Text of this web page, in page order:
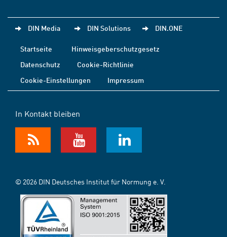
DIN Media DIN Solutions DIN.ONE
Startseite
Hinweisgeberschutzgesetz
Datenschutz
Cookie-Richtlinie
Cookie-Einstellungen
Impressum
In Kontakt bleiben
© 2026 DIN Deutsches Institut für Normung e. V.